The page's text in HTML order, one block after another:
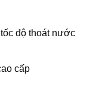
độ thoát nước
cấp